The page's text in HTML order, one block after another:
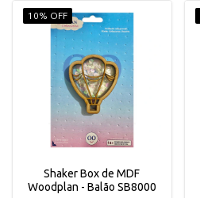
10% OFF
Shaker Box de MDF
Woodplan - Balão SB8000